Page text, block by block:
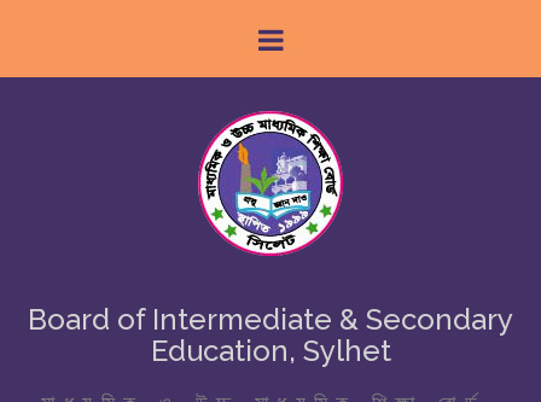
Board of Intermediate & Secondary
Education, Sylhet